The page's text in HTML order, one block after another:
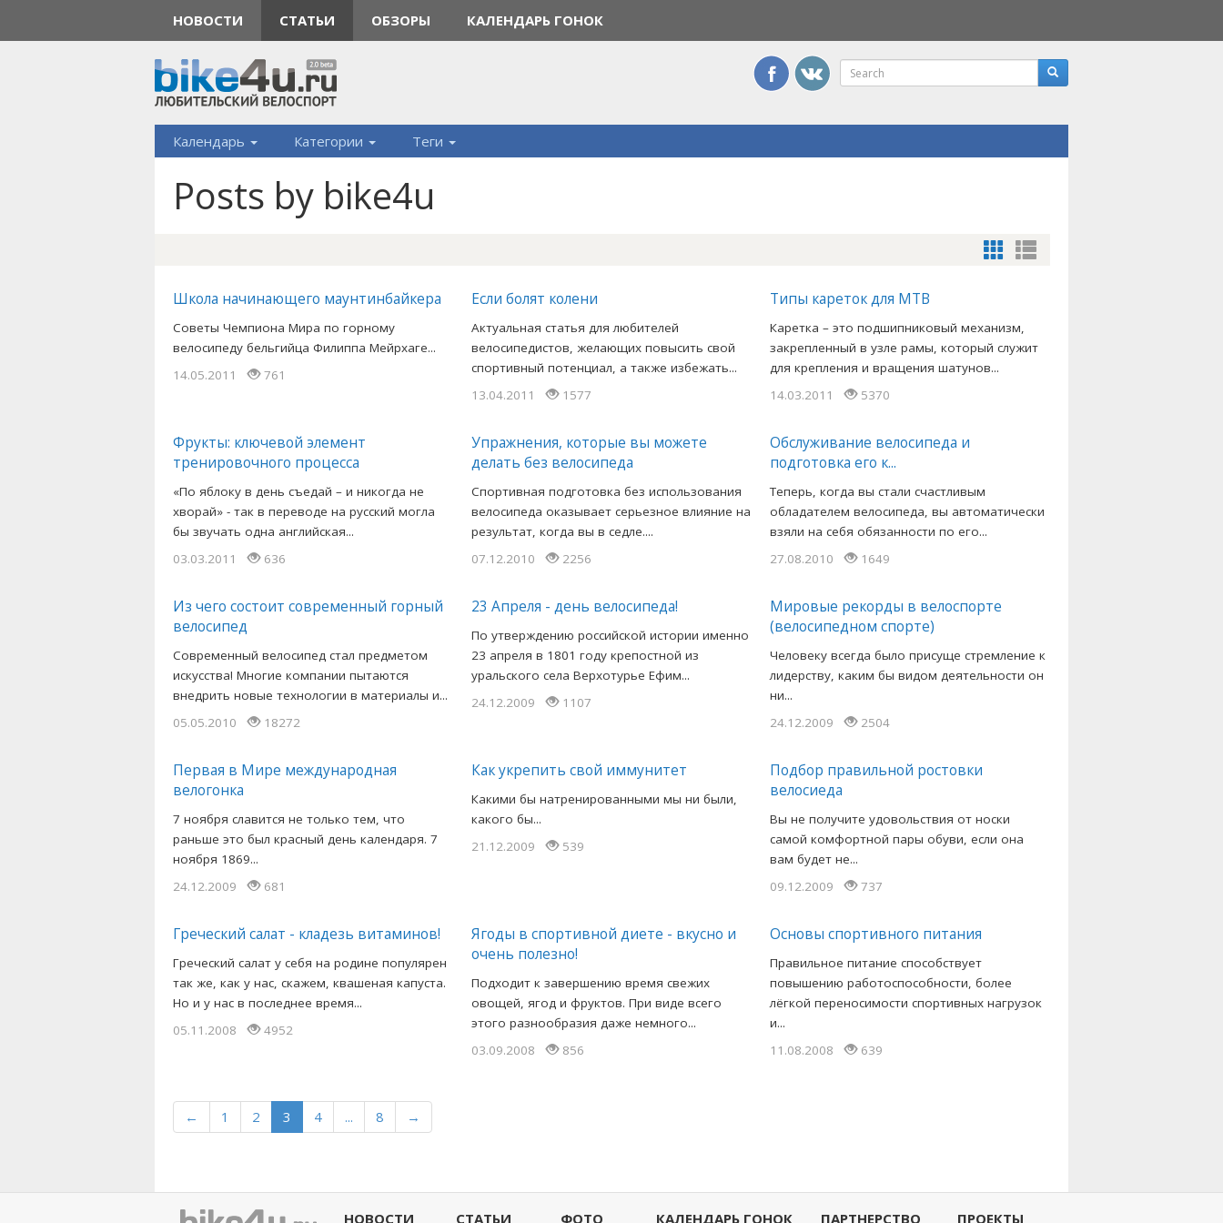
НОВОСТИ СТАТЬИ ОБЗОРЫ КАЛЕНДАРЬ ГОНОК
Календарь Категории Теги
Posts by bike4u
Школа начинающего маунтинбайкера
Советы Чемпиона Мира по горному
велосипеду бельгийца Филиппа Мейрхаге...
14.05.2011
761
Если болят колени
Актуальная статья для любителей
велосипедистов, желающих повысить свой
спортивный потенциал, а также избежать...
13.04.2011
1577
Типы кареток для MTB
Каретка – это подшипниковый механизм,
закрепленный в узле рамы, который служит
для крепления и вращения шатунов...
14.03.2011
5370
Фрукты: ключевой элемент
тренировочного процесса
«По яблоку в день съедай – и никогда не
хворай» - так в переводе на русский могла
бы звучать одна английская...
03.03.2011
636
Упражнения, которые вы можете
делать без велосипеда
Спортивная подготовка без использования
велосипеда оказывает серьезное влияние на
результат, когда вы в седле....
07.12.2010
2256
Обслуживание велосипеда и
подготовка его к...
Теперь, когда вы стали счастливым
обладателем велосипеда, вы автоматически
взяли на себя обязанности по его...
27.08.2010
1649
Из чего состоит современный горный
велосипед
Современный велосипед стал предметом
искусства! Многие компании пытаются
внедрить новые технологии в материалы и...
05.05.2010
18272
23 Апреля - день велосипеда!
По утверждению российской истории именно
23 апреля в 1801 году крепостной из
уральского села Верхотурье Ефим...
24.12.2009
1107
Мировые рекорды в велоспорте
(велосипедном спорте)
Человеку всегда было присуще стремление к
лидерству, каким бы видом деятельности он
ни...
24.12.2009
2504
Первая в Мире международная
велогонка
7 ноября славится не только тем, что
раньше это был красный день календаря. 7
ноября 1869...
24.12.2009
681
Как укрепить свой иммунитет
Какими бы натренированными мы ни были,
какого бы...
21.12.2009
539
Подбор правильной ростовки
велосиеда
Вы не получите удовольствия от носки
самой комфортной пары обуви, если она
вам будет не...
09.12.2009
737
Греческий салат - кладезь витаминов!
Греческий салат у себя на родине популярен
так же, как у нас, скажем, квашеная капуста.
Но и у нас в последнее время...
05.11.2008
4952
Ягоды в спортивной диете - вкусно и
очень полезно!
Подходит к завершению время свежих
овощей, ягод и фруктов. При виде всего
этого разнообразия даже немного...
03.09.2008
856
Основы спортивного питания
Правильное питание способствует
повышению работоспособности, более
лёгкой переносимости спортивных нагрузок
и...
11.08.2008
639
← 1 2 3 4 ... 8 →
НОВОСТИ СТАТЬИ ФОТО КАЛЕНДАРЬ ГОНОК ПАРТНЕРСТВО ПРОЕКТЫ